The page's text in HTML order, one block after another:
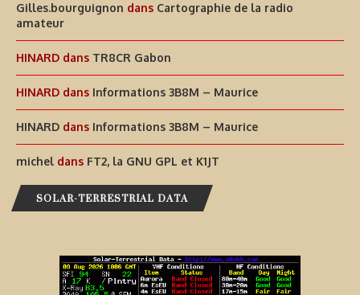
Gilles.bourguignon dans Cartographie de la radio
amateur
HINARD dans TR8CR Gabon
HINARD dans Informations 3B8M – Maurice
HINARD dans Informations 3B8M – Maurice
michel dans FT2, la GNU GPL et K1JT
SOLAR-TERRESTRIAL DATA